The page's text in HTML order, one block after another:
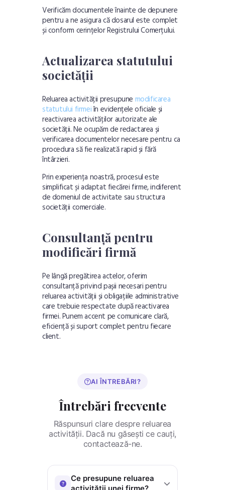
Verificăm documentele înainte de depunere
pentru a ne asigura că dosarul este complet
și conform cerințelor Registrului Comerțului.
Actualizarea statutului
societății
Reluarea activității presupune modificarea
statutului firmeiîn evidențele oficiale și
reactivarea activităților autorizate ale
societății. Ne ocupăm de redactarea și
verificarea documentelor necesare pentru ca
procedura să fie realizată rapid și fără
întârzieri.
Prin experiența noastră, procesul este
simplificat și adaptat fiecărei firme, indiferent
de domeniul de activitate sau structura
societății comerciale.
Consultanță pentru
modificări firmă
Pe lângă pregătirea actelor, oferim
consultanță privind pașii necesari pentru
reluarea activității și obligațiile administrative
care trebuie respectate după reactivarea
firmei. Punem accent pe comunicare clară,
eficiență și suport complet pentru fiecare
client.
AI ÎNTREBĂRI?
Întrebări frecvente
Răspunsuri clare despre reluarea
activității. Dacă nu găsești ce cauți,
contactează-ne.
Ce presupune reluarea